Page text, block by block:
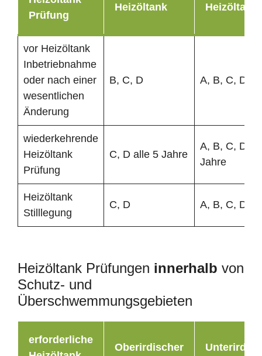
Prüfung
Heizöltank
Heizöltank
vor Heizöltank
Inbetriebnahme
oder nach einer
wesentlichen
Änderung
B, C, D A, B, C, D
wiederkehrende
Heizöltank
Prüfung
C, D alle 5 Jahre
A, B, C, D
Jahre
Heizöltank
Stilllegung
C, D A, B, C, D
Heizöltank Prüfungen innerhalb von
Schutz- und
Überschwemmungsgebieten
erforderliche
Oberirdischer